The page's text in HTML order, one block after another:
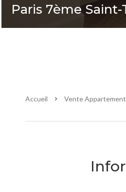
Paris 7ème
Accueil Vente Appartement